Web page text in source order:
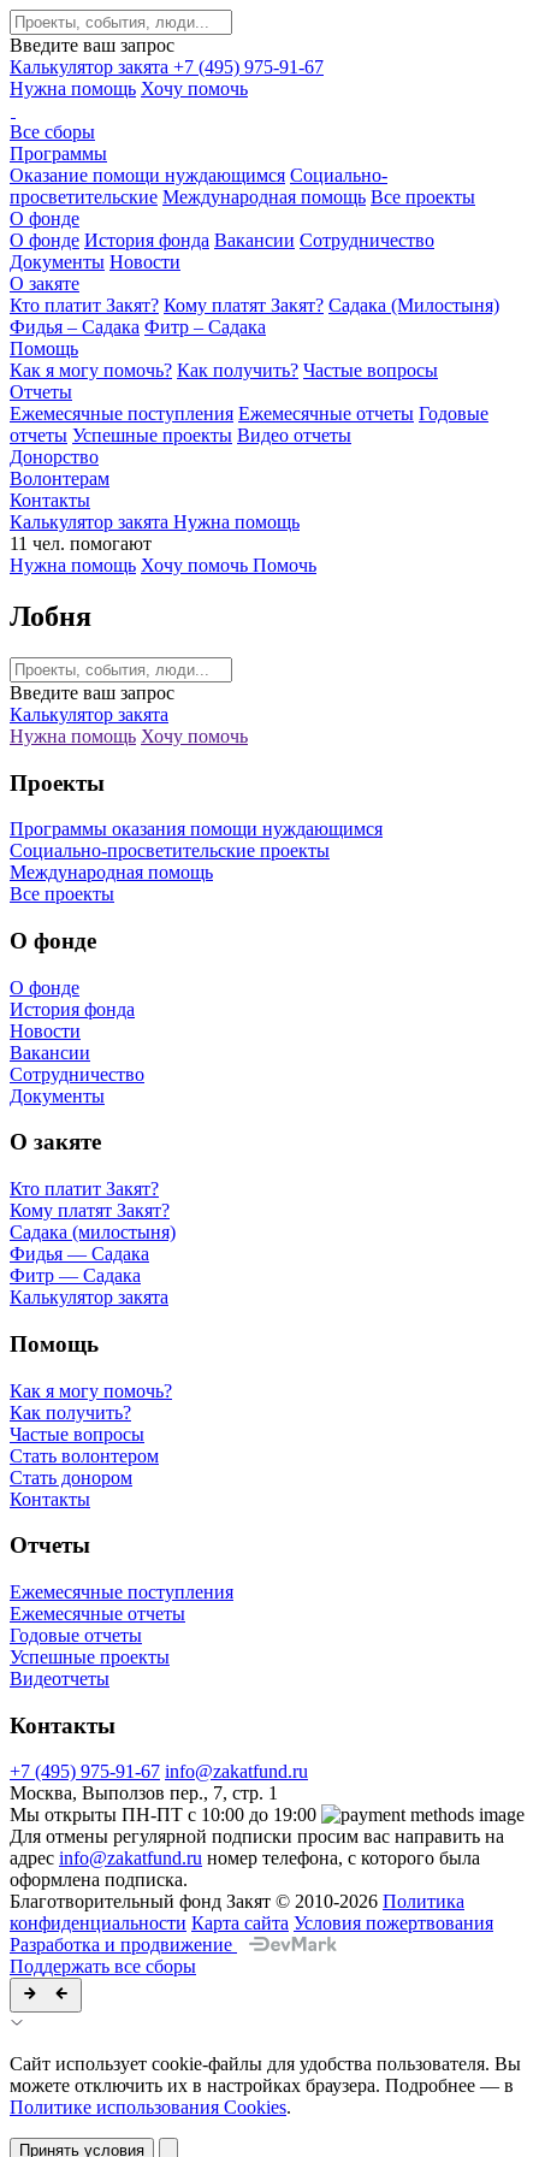
Введите ваш запрос
Калькулятор закята +7 (495) 975-91-67
Нужна помощь Хочу помочь
Все сборы
Программы
Оказание помощи нуждающимся Социально-
просветительские Международная помощь Все проекты
О фонде
О фонде История фонда Вакансии Сотрудничество
Документы Новости
О закяте
Кто платит Закят? Кому платят Закят? Садака (Милостыня)
Фидья – Садака Фитр – Садака
Помощь
Как я могу помочь? Как получить? Частые вопросы
Отчеты
Ежемесячные поступления Ежемесячные отчеты Годовые
отчеты Успешные проекты Видео отчеты
Донорство
Волонтерам
Контакты
Калькулятор закята Нужна помощь
11 чел. помогают
Нужна помощь Хочу помочь Помочь
Лобня
Введите ваш запрос
Калькулятор закята
Нужна помощь Хочу помочь
Проекты
Программы оказания помощи нуждающимся
Социально-просветительские проекты
Международная помощь
Все проекты
О фонде
О фонде
История фонда
Новости
Вакансии
Сотрудничество
Документы
О закяте
Кто платит Закят?
Кому платят Закят?
Садака (милостыня)
Фидья — Садака
Фитр — Садака
Калькулятор закята
Помощь
Как я могу помочь?
Как получить?
Частые вопросы
Стать волонтером
Стать донором
Контакты
Отчеты
Ежемесячные поступления
Ежемесячные отчеты
Годовые отчеты
Успешные проекты
Видеотчеты
Контакты
+7 (495) 975-91-67 info@zakatfund.ru
Москва, Выползов пер., 7, стр. 1
Мы открыты ПН-ПТ с 10:00 до 19:00
Для отмены регулярной подписки просим вас направить на
адрес info@zakatfund.ru номер телефона, с которого была
оформлена подписка.
Благотворительный фонд Закят © 2010-2026 Политика
конфиденциальности Карта сайта Условия пожертвования
Разработка и продвижение
Поддержать все сборы
Сайт использует cookie-файлы для удобства пользователя. Вы
можете отключить их в настройках браузера. Подробнее — в
Политике использования Cookies.
Принять условия